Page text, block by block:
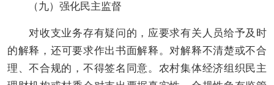
（九）强化民主监督
对收支业务存有疑问的，应要求有关人员给予及时
的解释 ， 还可要求作出书面解释。对解释不清楚或不合
理、不合规的，不得签名同意。 农村集体经济组织民主